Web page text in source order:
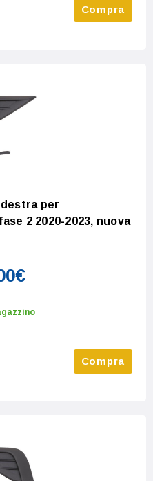
Compra
per
2 2020-2023, nuova
Compra